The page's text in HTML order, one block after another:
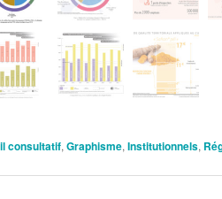
consultatif, Graphisme, Institutionnels,